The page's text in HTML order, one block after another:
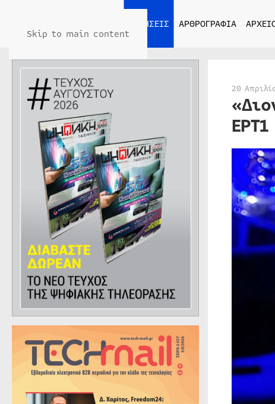
Skip to main content
ΕΙΔΗΣΕΙΣ ΑΡΘΡΟΓΡΑΦΙΑ
20
ΕΡΤ1